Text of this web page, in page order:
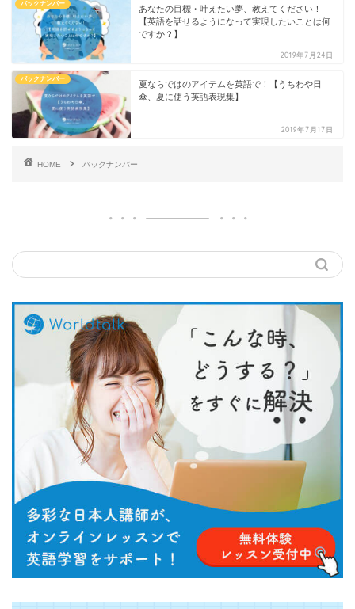
バックナンバー
あなたの目標・叶えたい夢、教えてください！
【英語を話せるようになって実現したいことは何
ですか？】
2019年7月24日
バックナンバー
夏ならではのアイテムを英語で！【うちわや日
傘、夏に使う英語表現集】
2019年7月17日
HOME バックナンバー